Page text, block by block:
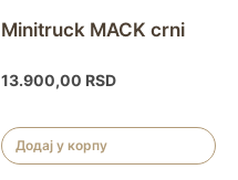
Minitruck MACK crni
13.900,00 RSD
Додај у корпу